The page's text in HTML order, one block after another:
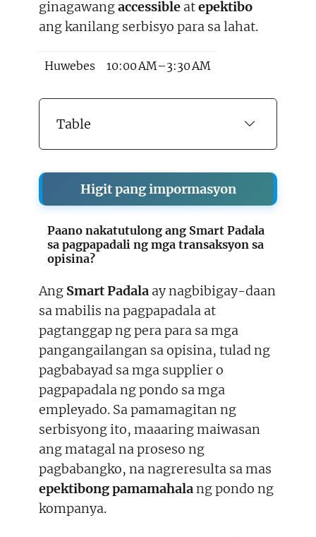
ginagawangaccessible atepektibo
ang kanilang serbisyo para sa lahat.
Huwebes 10:00 AM–3:30 AM
Table
Higit pang impormasyon
Paano nakatutulong ang Smart Padala
sa pagpapadali ng mga transaksyon sa
opisina?
Ang Smart Padala ay nagbibigay-daan
sa mabilis na pagpapadala at
pagtanggap ng pera para sa mga
pangangailangan sa opisina, tulad ng
pagbabayad sa mga supplier o
pagpapadala ng pondo sa mga
empleyado. Sa pamamagitan ng
serbisyong ito, maaaring maiwasan
ang matagal na proseso ng
pagbabangko, na nagreresulta sa mas
epektibong pamamahalang pondo ng
kompanya.